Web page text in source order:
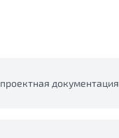
проектная документация